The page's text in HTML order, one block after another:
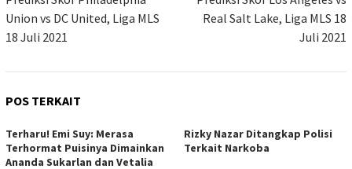
Union vs DC United, Liga MLS
18 Juli 2021
Real Salt Lake, Liga MLS 18
Juli 2021
POS TERKAIT
Terharu! Emi Suy: Merasa
Terhormat Puisinya Dimainkan
Ananda Sukarlan dan Vetalia
Rizky Nazar Ditangkap Polisi
Terkait Narkoba